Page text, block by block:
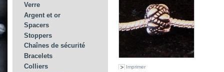
Verre
Argent et or
Spacers
Stoppers
Chaînes de sécurité
Bracelets
Colliers
Imprimer